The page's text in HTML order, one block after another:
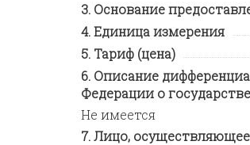
Основание
Единица измерения
Тариф (цена)
Описание
Федерации о
Не имеется
Лицо,